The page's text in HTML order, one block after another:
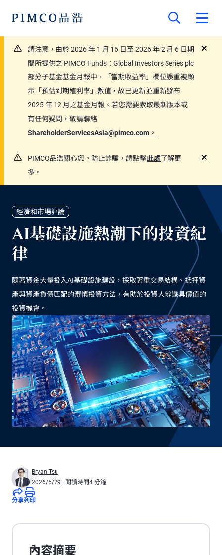
請注意，由於 2026 年 1 月 16 日至 2026 年 2 月 6 日期
間所提供之 PIMCO Funds：Global Investors Series plc
部分子基金基金月報中，「當期收益率」欄位誤重複顯
示「預估到期殖利率」數值，故已更新並重新發布
2025 年 12 月之基金月報。若您需要索取最新版本或
有任何疑問，敬請聯絡
ShareholderServicesAsia@pimco.com。
PIMCO品浩關心您。防止詐騙，請點擊此處了解更
多。
經濟和市場評論
AI基礎設施熱潮下的投資紀
律
隨著資金大量投入AI基礎設施建設，採取著重交易結構、抵押資
產與資產負債匹配的審慎投資方法，有助於投資人辨識具價值的
投資機會。
Bryan Tsu
2026/5/29 | 閱讀時間4 分鐘
分享列印
內容摘要